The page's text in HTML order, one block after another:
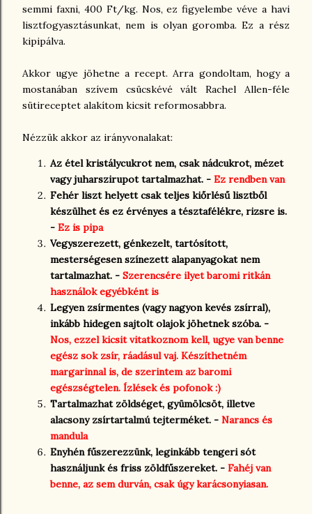
semmi faxni, 400 Ft/kg. Nos, ez figyelembe véve a havi
lisztfogyasztásunkat, nem is olyan goromba. Ez a rész
kipipálva.
Akkor ugye jöhetne a recept. Arra gondoltam, hogy a
mostanában szívem csücskévé vált Rachel Allen-féle
sütireceptet alakítom kicsit reformosabbra.
Nézzük akkor az irányvonalakat:
Az étel kristálycukrot nem, csak nádcukrot, mézet
vagy juharszirupot tartalmazhat. - Ez rendben van
Fehér liszt helyett csak teljes kiőrlésű lisztből
készülhet és ez érvényes a tésztafélékre, rizsre is.
- Ez is pipa
Vegyszerezett, génkezelt, tartósított,
mesterségesen színezett alapanyagokat nem
tartalmazhat. - Szerencsére ilyet baromi ritkán
használok egyébként is
Legyen zsírmentes (vagy nagyon kevés zsírral),
inkább hidegen sajtolt olajok jöhetnek szóba. -
Nos, ezzel kicsit vitatkoznom kell, ugye van benne
egész sok zsír, ráadásul vaj. Készíthetném
margarinnal is, de szerintem az baromi
egészségtelen. Ízlések és pofonok :)
Tartalmazhat zöldséget, gyümölcsöt, illetve
alacsony zsírtartalmú tejterméket. - Narancs és
mandula
Enyhén fűszerezzünk, leginkább tengeri sót
használjunk és friss zöldfűszereket. - Fahéj van
benne, az sem durván, csak úgy karácsonyiasan.